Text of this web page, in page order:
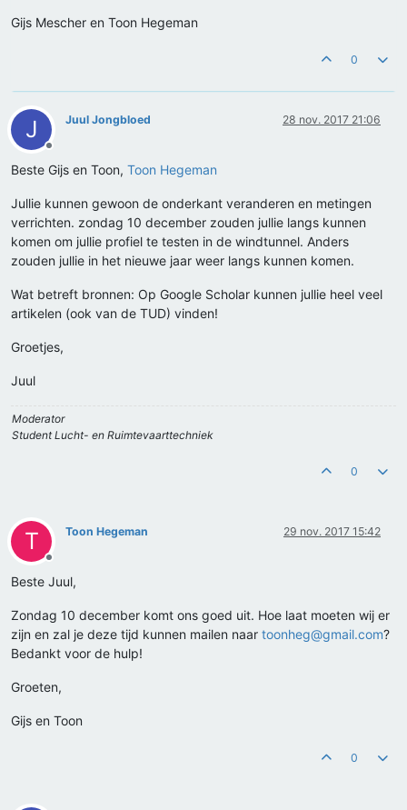
Gijs Mescher en Toon Hegeman
0
J
Offline
Juul Jongbloed 28 nov. 2017 21:06
Beste Gijs en Toon, Toon Hegeman
Jullie kunnen gewoon de onderkant veranderen en metingen
verrichten. zondag 10 december zouden jullie langs kunnen
komen om jullie profiel te testen in de windtunnel. Anders
zouden jullie in het nieuwe jaar weer langs kunnen komen.
Wat betreft bronnen: Op Google Scholar kunnen jullie heel veel
artikelen (ook van de TUD) vinden!
Groetjes,
Juul
Moderator
Student Lucht- en Ruimtevaarttechniek
0
T
Offline
Toon Hegeman 29 nov. 2017 15:42
Beste Juul,
Zondag 10 december komt ons goed uit. Hoe laat moeten wij er
zijn en zal je deze tijd kunnen mailen naar toonheg@gmail.com?
Bedankt voor de hulp!
Groeten,
Gijs en Toon
0